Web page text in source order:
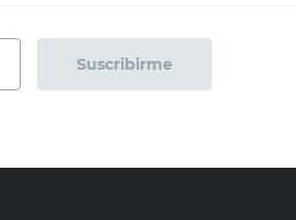
Suscribirme